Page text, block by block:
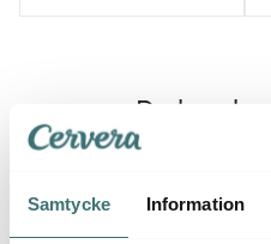
Samtycke Information
Du kanske